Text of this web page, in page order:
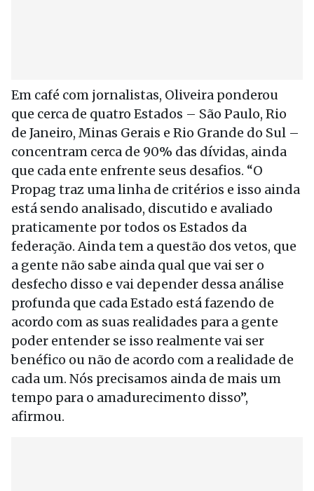
Em café com jornalistas, Oliveira ponderou
que cerca de quatro Estados – São Paulo, Rio
de Janeiro, Minas Gerais e Rio Grande do Sul –
concentram cerca de 90% das dívidas, ainda
que cada ente enfrente seus desafios. “O
Propag traz uma linha de critérios e isso ainda
está sendo analisado, discutido e avaliado
praticamente por todos os Estados da
federação. Ainda tem a questão dos vetos, que
a gente não sabe ainda qual que vai ser o
desfecho disso e vai depender dessa análise
profunda que cada Estado está fazendo de
acordo com as suas realidades para a gente
poder entender se isso realmente vai ser
benéfico ou não de acordo com a realidade de
cada um. Nós precisamos ainda de mais um
tempo para o amadurecimento disso”,
afirmou.